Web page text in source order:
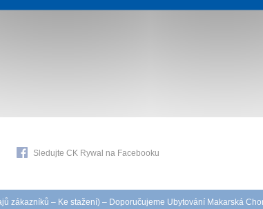
Sledujte CK Rywal na Facebooku
zákazníků – Ke stažení) – Doporučujeme Ubytování Makarská